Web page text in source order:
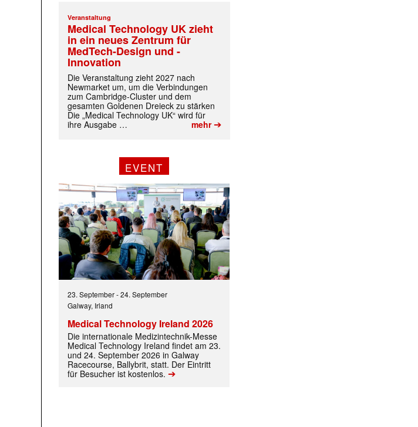
Veranstaltung
Medical Technology UK zieht
in ein neues Zentrum für
MedTech-Design und -
Innovation
Die Veranstaltung zieht 2027 nach
Newmarket um, um die Verbindungen
zum Cambridge-Cluster und dem
gesamten Goldenen Dreieck zu stärken
Die „Medical Technology UK“ wird für
ihre Ausgabe …
mehr➔
EVENT
23. September-24. September
Galway, Irland
Medical Technology Ireland 2026
Die internationale Medizintechnik-Messe
Medical Technology Ireland findet am 23.
und 24. September 2026 in Galway
Racecourse, Ballybrit, statt. Der Eintritt
für Besucher ist kostenlos. ➔